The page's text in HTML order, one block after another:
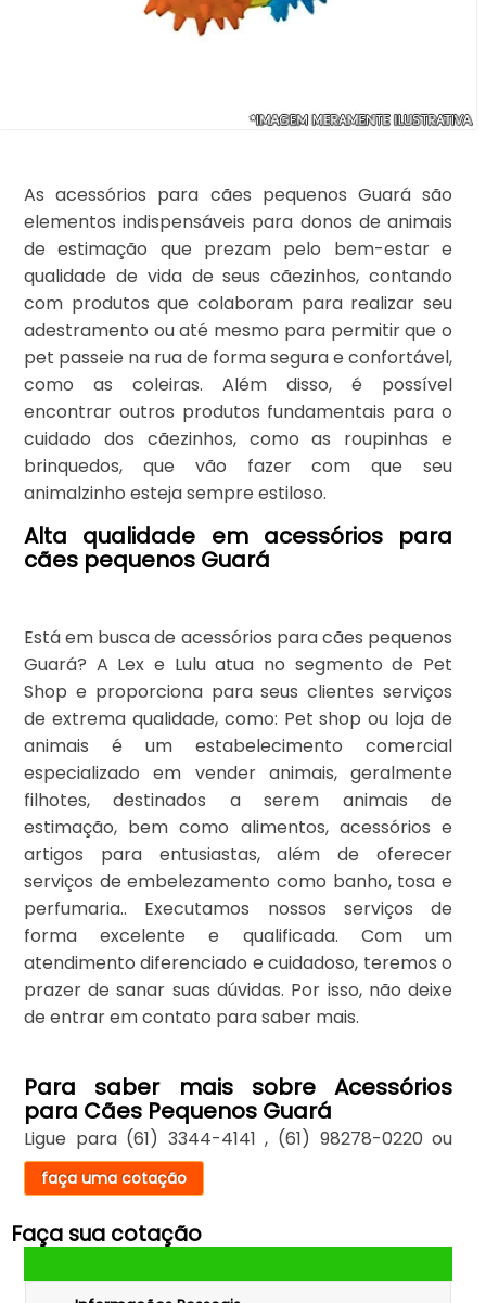
As acessórios para cães pequenos Guará são
elementos indispensáveis para donos de animais
de estimação que prezam pelo bem-estar e
qualidade de vida de seus cãezinhos, contando
com produtos que colaboram para realizar seu
adestramento ou até mesmo para permitir que o
pet passeie na rua de forma segura e confortável,
como as coleiras. Além disso, é possível
encontrar outros produtos fundamentais para o
cuidado dos cãezinhos, como as roupinhas e
brinquedos, que vão fazer com que seu
animalzinho esteja sempre estiloso.
Alta qualidade em acessórios para
cães pequenos Guará
Está em busca de acessórios para cães pequenos
Guará? A Lex e Lulu atua no segmento de Pet
Shop e proporciona para seus clientes serviços
de extrema qualidade, como: Pet shop ou loja de
animais é um estabelecimento comercial
especializado em vender animais, geralmente
filhotes, destinados a serem animais de
estimação, bem como alimentos, acessórios e
artigos para entusiastas, além de oferecer
serviços de embelezamento como banho, tosa e
perfumaria.. Executamos nossos serviços de
forma excelente e qualificada. Com um
atendimento diferenciado e cuidadoso, teremos o
prazer de sanar suas dúvidas. Por isso, não deixe
de entrar em contato para saber mais.
Para saber mais sobre Acessórios
para Cães Pequenos Guará
Ligue para (61) 3344-4141 , (61) 98278-0220 ou
faça uma cotação
Faça sua cotação